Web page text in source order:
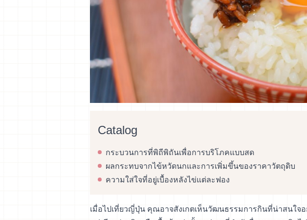
Catalog
กระบวนการที่พิถีพิถันเพื่อการบริโภคแบบสด
ผลกระทบจากไข้หวัดนกและการเพิ่มขึ้นของราคาวัตถุดิบ
ความใส่ใจที่อยู่เบื้องหลังไข่แต่ละฟอง
เมื่อไปเที่ยวญี่ปุ่น คุณอาจสังเกตเห็นวัฒนธรรมการกินที่น่าสนใจ